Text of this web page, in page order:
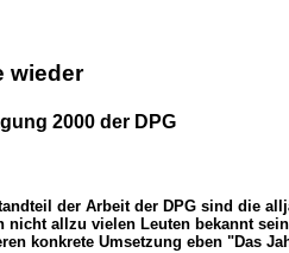
wieder
2000 der DPG
der Arbeit der DPG sind die
nicht allzu vielen Leuten bekannt
konkrete Umsetzung eben "Das